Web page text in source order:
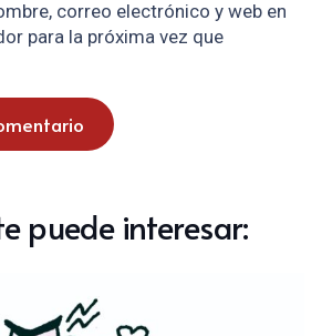
correo electrónico y web en
para la próxima vez que
puede interesar: